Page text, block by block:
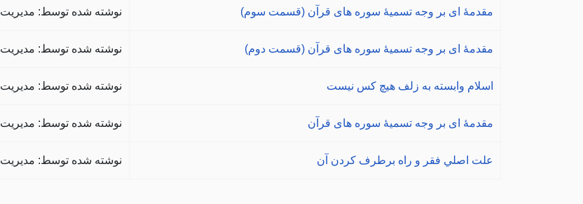
مقدمۀ ای بر وجه تسمیۀ سوره های قرآن (قسمت سوم) نوشته شده توسط: مدیریت
مقدمۀ ای بر وجه تسمیۀ سوره های قرآن (قسمت دوم) نوشته شده توسط: مدیریت
اسلام وابسته به زلف هیچ کس نیست نوشته شده توسط: مدیریت
مقدمۀ ای بر وجه تسمیۀ سوره های قرآن نوشته شده توسط: مدیریت
علت اصلي فقر و راه برطرف كردن آن نوشته شده توسط: مدیریت